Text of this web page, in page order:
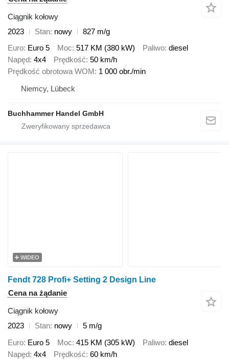
Ciągnik kołowy
2023
Stan nowy
827 m/g
Euro Euro 5 Moc 517 KM (380 kW) Paliwo diesel
Napęd 4x4 Prędkość 50 km/h
Prędkość obrotowa WOM 1 000 obr./min
Niemcy, Lübeck
Buchhammer Handel GmbH
WIDEO
Fendt 728 Profi+ Setting 2 Design Line
Cena na żądanie
Ciągnik kołowy
2023
Stan nowy
5 m/g
Euro Euro 5 Moc 415 KM (305 kW) Paliwo diesel
Napęd 4x4 Prędkość 60 km/h